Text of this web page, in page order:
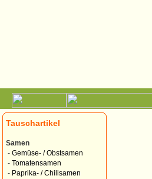
Tauschartikel
Samen
- Gemüse- / Obstsamen
- Tomatensamen
- Paprika- / Chilisamen